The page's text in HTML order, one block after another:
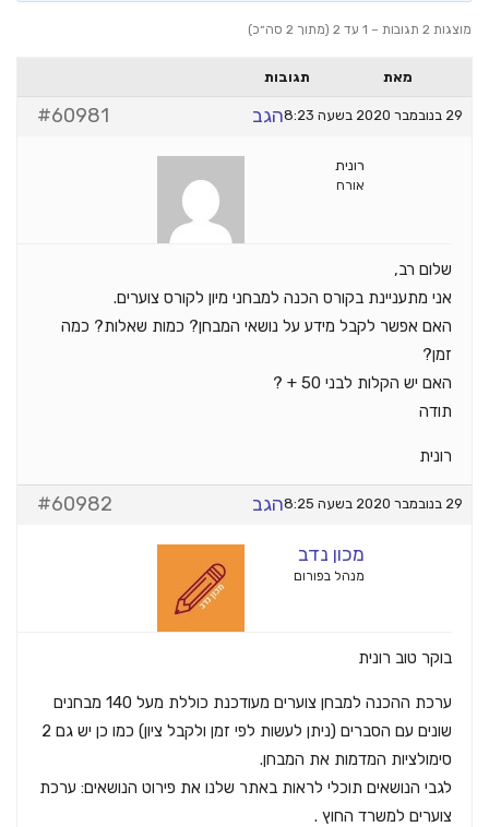
מוצגות 2 תגובות – 1 עד 2 (מתוך 2 סה״כ)
מאת תגובות
29 בנובמבר 2020 בשעה 8:23 #60981 הגב
רונית
אורח
שלום רב,
אני מתעניינת בקורס הכנה למבחני מיון לקורס צוערים.
האם אפשר לקבל מידע על נושאי המבחן? כמות שאלות? כמה
זמן?
האם יש הקלות לבני 50 + ?
תודה
רונית
29 בנובמבר 2020 בשעה 8:25 #60982 הגב
מכון נדב
מנהל בפורום
בוקר טוב רונית
ערכת ההכנה למבחן צוערים מעודכנת כוללת מעל 140 מבחנים
שונים עם הסברים (ניתן לעשות לפי זמן ולקבל ציון) כמו כן יש גם 2
סימולציות המדמות את המבחן.
לגבי הנושאים תוכלי לראות באתר שלנו את פירוט הנושאים: ערכת
צוערים למשרד החוץ .